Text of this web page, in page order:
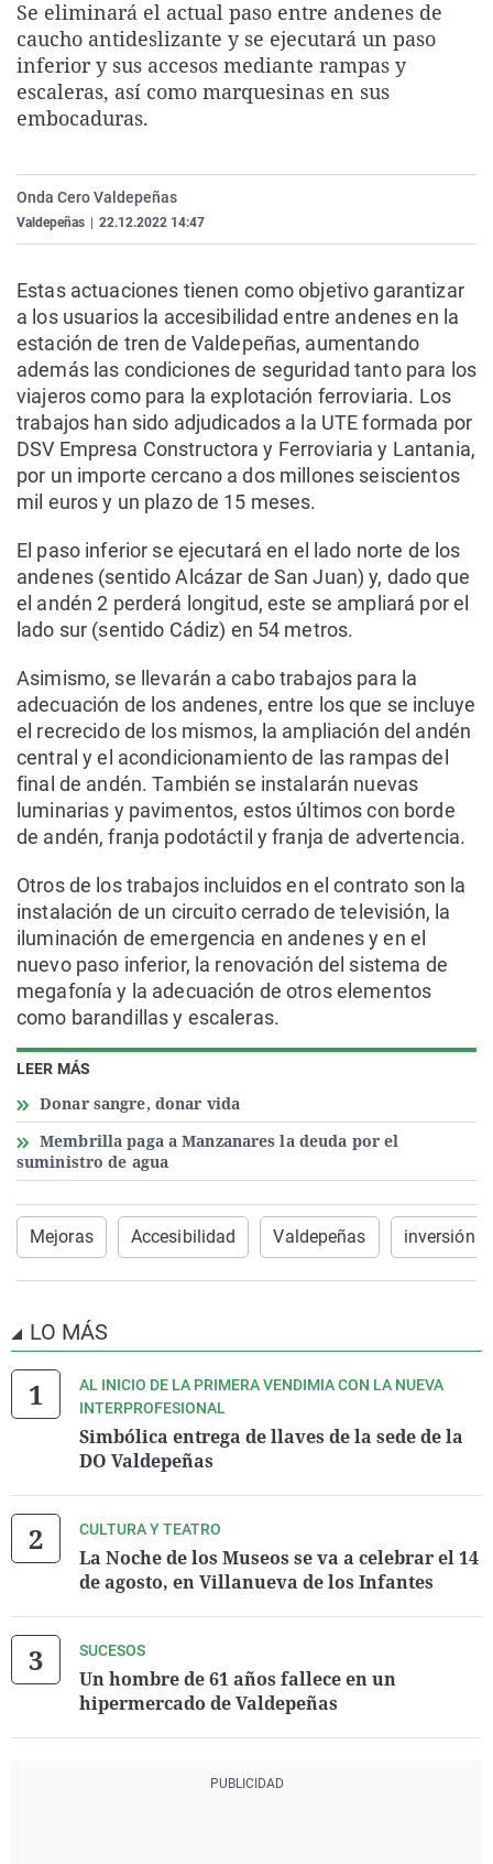
La rosa de los vientos
Gente viajera
Como el perro y el
Caso
Retornados
Equipo de
Extremadura
Galicia
La Rioja
País Vasco
Virales
Televisión
Elecciones
Se eliminará el actual paso entre andenes de
caucho antideslizante y se ejecutará un paso
inferior y sus accesos mediante rampas y
escaleras, así como marquesinas en sus
embocaduras.
Onda Cero Valdepeñas
Valdepeñas 22.12.2022 14:47
LEER MÁS
Donar sangre, donar vida
Membrilla paga a Manzanares la deuda por el
suministro de agua
Estas actuaciones tienen como objetivo garantizar
a los usuarios la accesibilidad entre andenes en la
estación de tren de Valdepeñas, aumentando
además las condiciones de seguridad tanto para los
viajeros como para la explotación ferroviaria. Los
trabajos han sido adjudicados a la UTE formada por
DSV Empresa Constructora y Ferroviaria y Lantania,
por un importe cercano a dos millones seiscientos
mil euros y un plazo de 15 meses.
El paso inferior se ejecutará en el lado norte de los
andenes (sentido Alcázar de San Juan) y, dado que
el andén 2 perderá longitud, este se ampliará por el
lado sur (sentido Cádiz) en 54 metros.
Asimismo, se llevarán a cabo trabajos para la
adecuación de los andenes, entre los que se incluye
el recrecido de los mismos, la ampliación del andén
central y el acondicionamiento de las rampas del
final de andén. También se instalarán nuevas
luminarias y pavimentos, estos últimos con borde
de andén, franja podotáctil y franja de advertencia.
Otros de los trabajos incluidos en el contrato son la
instalación de un circuito cerrado de televisión, la
iluminación de emergencia en andenes y en el
nuevo paso inferior, la renovación del sistema de
megafonía y la adecuación de otros elementos
como barandillas y escaleras.
Mejoras Accesibilidad Valdepeñas inversión
LO MÁS
AL INICIO DE LA PRIMERA VENDIMIA CON LA NUEVA
INTERPROFESIONAL
Simbólica entrega de llaves de la sede de la
DO Valdepeñas
CULTURA Y TEATRO
La Noche de los Museos se va a celebrar el 14
de agosto, en Villanueva de los Infantes
SUCESOS
Un hombre de 61 años fallece en un
hipermercado de Valdepeñas